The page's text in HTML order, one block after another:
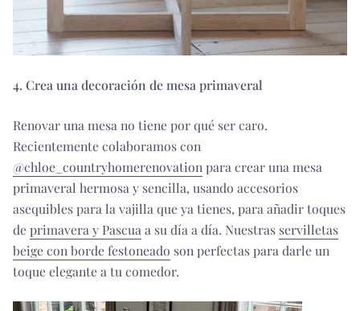
4. Crea una decoración de mesa primaveral
Renovar una mesa no tiene por qué ser caro.
Recientemente colaboramos con
@chloe_countryhomerenovation para crear una mesa
primaveral hermosa y sencilla, usando accesorios
asequibles para la vajilla que ya tienes, para añadir toques
deprimavera y Pascua a su día a día. Nuestras servilletas
beige con borde festoneado son perfectas para darle un
toque elegante a tu comedor.